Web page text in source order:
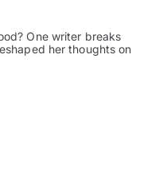
One writer breaks
her thoughts on